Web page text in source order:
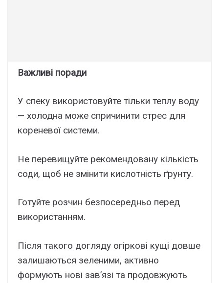
Важливі поради
У спеку використовуйте тільки теплу воду
— холодна може спричинити стрес для
кореневої системи.
Не перевищуйте рекомендовану кількість
соди, щоб не змінити кислотність ґрунту.
Готуйте розчин безпосередньо перед
використанням.
Після такого догляду огіркові кущі довше
залишаються зеленими, активно
формують нові зав’язі та продовжують